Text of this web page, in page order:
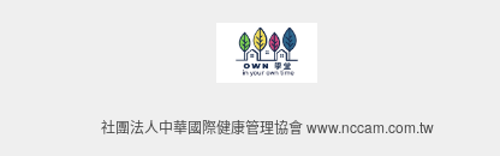
社團法人中華國際健康管理協會 www.nccam.com.tw